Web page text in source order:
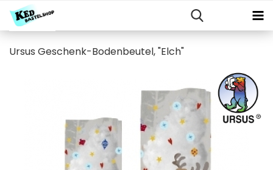
Ursus Geschenk-Bodenbeutel, "Elch"